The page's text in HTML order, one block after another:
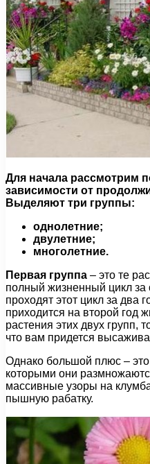
Для начала рассмотрим
зависимости от
Выделяют три группы:
однолетние;
двулетние;
многолетние.
Первая группа – это те
полный жизненный цикл за
проходят этот цикл за два
приходится на второй год
растения этих двух групп,
что вам придется
Однако большой плюс –
которыми они
массивные узоры на
пышную рабатку.